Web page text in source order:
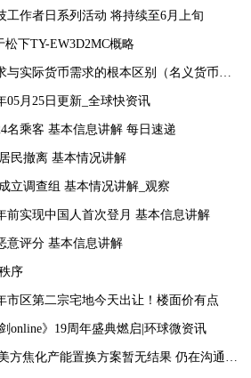
工作者日系列活动 将持续至6月上旬
松下TY-EW3D2MC概略
币需求的根本区别（名义货币需求与实际货币需求）
05月25日更新_全球快资讯
名乘客 基本信息讲解 每日速递
民撤离 基本情况讲解
立调查组 基本情况讲解_观察
前实现中国人首次登月 基本信息讲解
意评分 基本信息讲解
序
市区第二宗宅地今天出让！楼面价有点
online》19周年盛典燃启|环球微资讯
产能置换方案暂无结果 仍在沟通过程中|环球观点